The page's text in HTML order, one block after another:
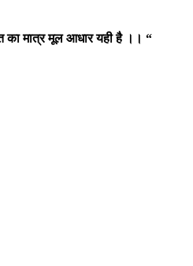
का मात्र मूल आधार यही है ।। “